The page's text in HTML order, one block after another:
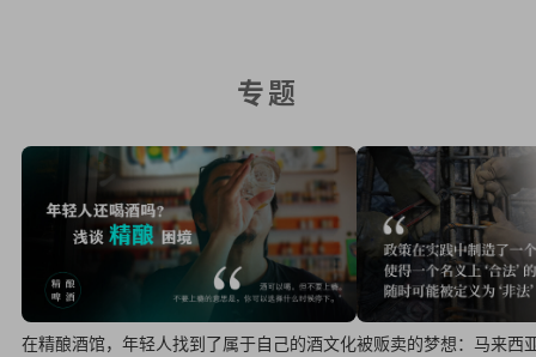
专题
在精酿酒馆，年轻人找到了属于自己的酒文化被贩卖的梦想：马来西